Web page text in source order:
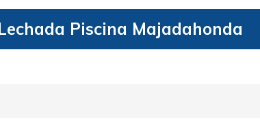
Piscina Majadahonda